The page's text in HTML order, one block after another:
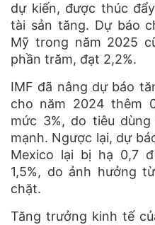
dự kiến, được thúc
tài sản tăng. Dự báo
Mỹ trong năm 2025
phần trăm, đạt 2,2%.
IMF đã nâng dự báo
cho năm 2024 thêm
mức 3%, do tiêu
mạnh. Ngược lại, dự
Mexico lại bị hạ 0,7
1,5%, do ảnh hưởng
chặt.
Tăng trưởng kinh tế